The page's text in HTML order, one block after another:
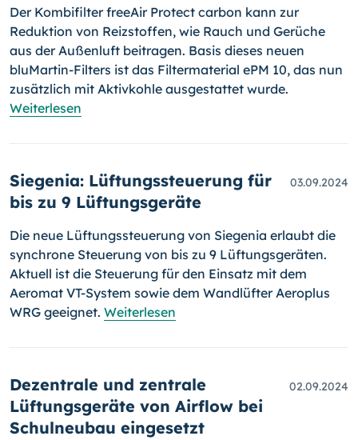
Der Kombifilter freeAir Protect carbon kann zur
Reduktion von Reizstoffen, wie Rauch und Gerüche
aus der Außenluft beitragen. Basis dieses neuen
bluMartin-Filters ist das Filtermaterial ePM 10, das nun
zusätzlich mit Aktivkohle ausgestattet wurde.
Weiterlesen
Siegenia: Lüftungssteuerung für
bis zu 9 Lüftungsgeräte
03.09.2024
Die neue Lüftungssteuerung von Siegenia erlaubt die
synchrone Steuerung von bis zu 9 Lüftungsgeräten.
Aktuell ist die Steuerung für den Einsatz mit dem
Aeromat VT-System sowie dem Wandlüfter Aeroplus
WRG geeignet. Weiterlesen
Dezentrale und zentrale
Lüftungsgeräte von Airflow bei
Schulneubau eingesetzt
02.09.2024